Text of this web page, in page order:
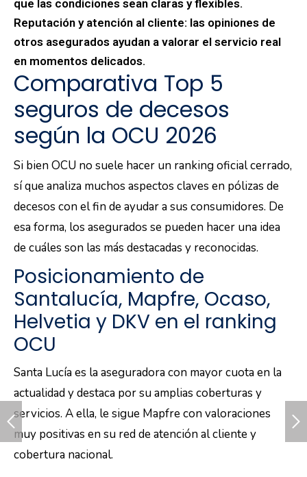
que las condiciones sean claras y flexibles.
Reputación y atención al cliente: las opiniones de
otros asegurados ayudan a valorar el servicio real
en momentos delicados.
Comparativa Top 5
seguros de decesos
según la OCU 2026
Si bien OCU no suele hacer un ranking oficial cerrado,
sí que analiza muchos aspectos claves en pólizas de
decesos con el fin de ayudar a sus consumidores. De
esa forma, los asegurados se pueden hacer una idea
de cuáles son las más destacadas y reconocidas.
Posicionamiento de
Santalucía, Mapfre, Ocaso,
Helvetia y DKV en el ranking
OCU
Santa Lucía es la aseguradora con mayor cuota en la
actualidad y destaca por su amplias coberturas y
servicios. A ella, le sigue Mapfre con valoraciones
muy positivas en su red de atención al cliente y
cobertura nacional.